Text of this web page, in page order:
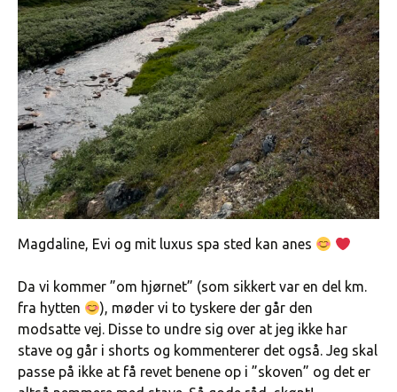
Magdaline, Evi og mit luxus spa sted kan anes
Da vi kommer ”om hjørnet” (som sikkert var en del km.
fra hytten
), møder vi to tyskere der går den
modsatte vej. Disse to undre sig over at jeg ikke har
stave og går i shorts og kommenterer det også. Jeg skal
passe på ikke at få revet benene op i ”skoven” og det er